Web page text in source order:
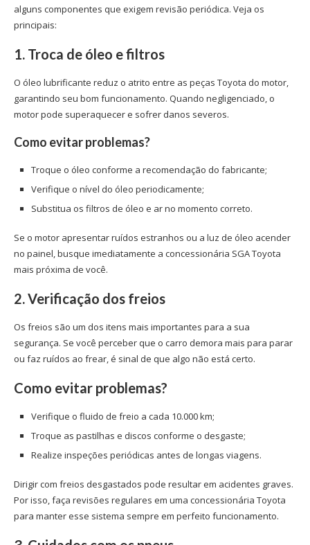
alguns componentes que exigem revisão periódica. Veja os
principais:
1. Troca de óleo e filtros
O óleo lubrificante reduz o atrito entre as peças Toyota do motor,
garantindo seu bom funcionamento. Quando negligenciado, o
motor pode superaquecer e sofrer danos severos.
Como evitar problemas?
Troque o óleo conforme a recomendação do fabricante;
Verifique o nível do óleo periodicamente;
Substitua os filtros de óleo e ar no momento correto.
Se o motor apresentar ruídos estranhos ou a luz de óleo acender
no painel, busque imediatamente a concessionária SGA Toyota
mais próxima de você.
2. Verificação dos freios
Os freios são um dos itens mais importantes para a sua
segurança. Se você perceber que o carro demora mais para parar
ou faz ruídos ao frear, é sinal de que algo não está certo.
Como evitar problemas?
Verifique o fluido de freio a cada 10.000 km;
Troque as pastilhas e discos conforme o desgaste;
Realize inspeções periódicas antes de longas viagens.
Dirigir com freios desgastados pode resultar em acidentes graves.
Por isso, faça revisões regulares em uma concessionária Toyota
para manter esse sistema sempre em perfeito funcionamento.